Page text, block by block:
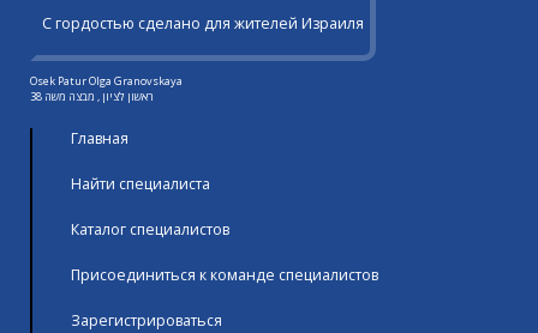
С гордостью сделано для жителей Израиля
Osek Patur Olga Granovskaya
ראשון לציון , מבצה משה 38
Главная
Найти специалиста
Каталог специалистов
Присоединиться к команде специалистов
Зарегистрироваться